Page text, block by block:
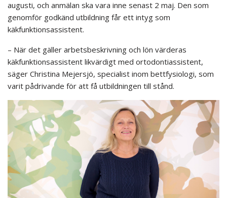
augusti, och anmälan ska vara inne senast 2 maj. Den som
genomför godkänd utbildning får ett intyg som
käkfunktionsassistent.
– När det gäller arbetsbeskrivning och lön värderas
käkfunktionsassistent likvärdigt med ortodontiassistent,
säger Christina Mejersjö, specialist inom bettfysiologi, som
varit pådrivande för att få utbildningen till stånd.